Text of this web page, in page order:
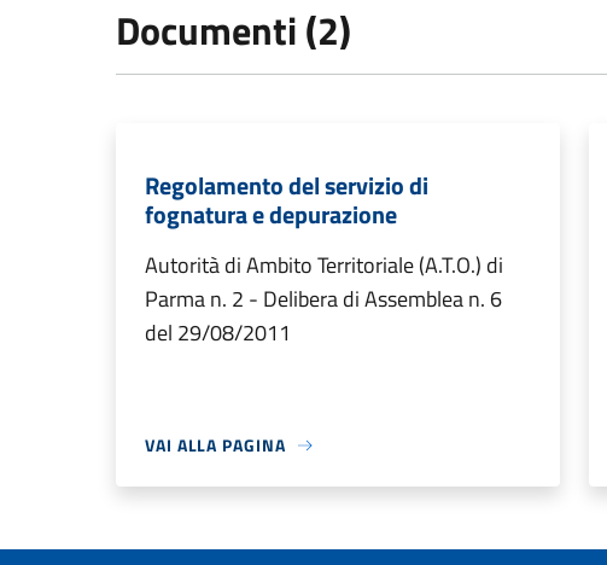
Documenti (2)
Regolamento del servizio di
fognatura e depurazione
Autorità di Ambito Territoriale (A.T.O.) di
Parma n. 2 - Delibera di Assemblea n. 6
del 29/08/2011
VAI ALLA PAGINA